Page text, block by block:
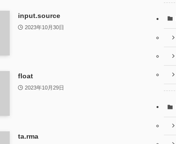
input.source
2023年10月30日
float
2023年10月29日
ta.rma